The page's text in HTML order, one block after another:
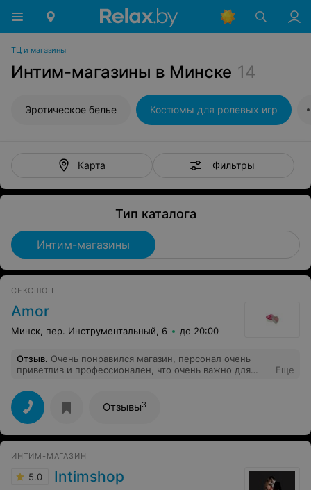
ТЦ и магазины
Интим-магазины в Минске 14
Эротическое белье Костюмы для ролевых игр
Карта Фильтры
Тип каталога
Интим-магазины
СЕКСШОП
Amor
Минск, пер. Инструментальный, 6 до 20:00
Отзыв. Очень понравился магазин, персонал очень
приветлив и профессионален, что очень важно для
ассортимент.Проводят бесплатные экскурсии по
магазину, приглашают на интересные тренинги.
Желаем вашему магазину отзывчивых и благодарных
клиентов, и побольше!Рекомендуем!
Еще
Отзывы3
ИНТИМ-МАГАЗИН
5.0 Intimshop